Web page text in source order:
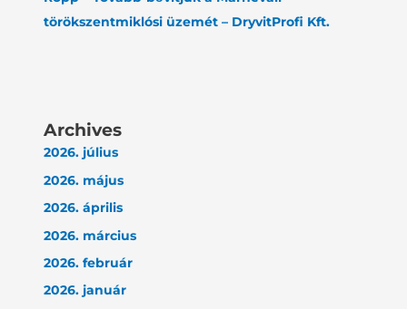
törökszentmiklósi üzemét – DryvitProfi Kft.
Archives
2026. július
2026. május
2026. április
2026. március
2026. február
2026. január